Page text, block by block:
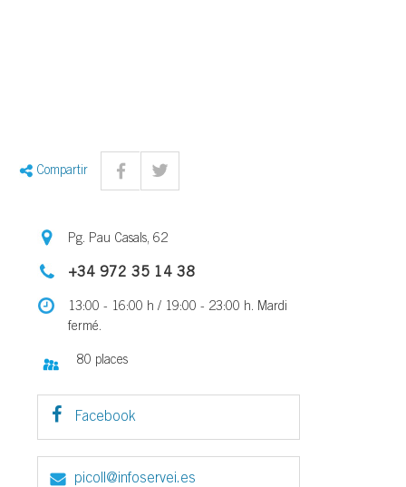
Compartir
Pg. Pau Casals, 62
+34 972 35 14 38
13:00 - 16:00 h / 19:00 - 23:00 h. Mardi
fermé.
80 places
Facebook
picoll@infoservei.es